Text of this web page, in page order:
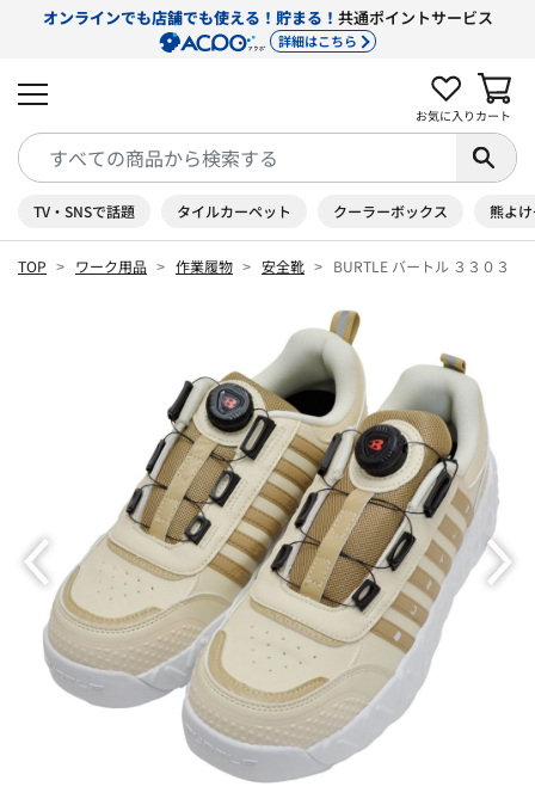
オンラインでも店舗でも使える！貯まる！ 共通ポイントサービス
詳細はこちら
お気に入り カート
TV・SNSで話題 タイルカーペット クーラーボックス 熊よ
TOP ワーク用品 作業履物 安全靴 BURTLE バートル ３３０３